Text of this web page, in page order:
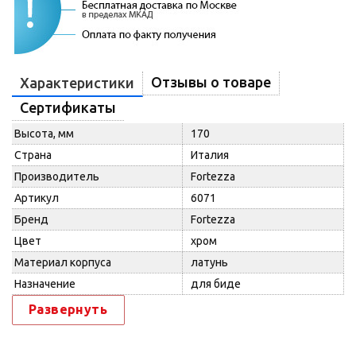
Характеристики
Отзывы о товаре
Сертификаты
Высота, мм
170
Страна
Италия
Производитель
Fortezza
Артикул
6071
Бренд
Fortezza
Цвет
хром
Материал корпуса
латунь
Назначение
для биде
Развернуть